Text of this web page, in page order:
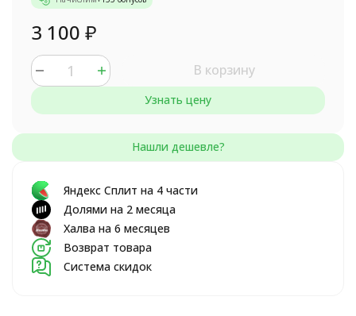
3 100 ₽
В корзину
Узнать цену
Яндекс Сплит на 4 части
Долями на 2 месяца
Халва на 6 месяцев
Возврат товара
Система скидок